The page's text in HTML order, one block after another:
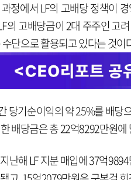
정에서 LF의 고배당 정책이
의 고배당금이 2대 주주인 고
단으로 활용되고 있다는 것이
당기순이익의 약 25%를 배
배당금은 총 22억8292만원에
난해 LF 지분 매입에 37억